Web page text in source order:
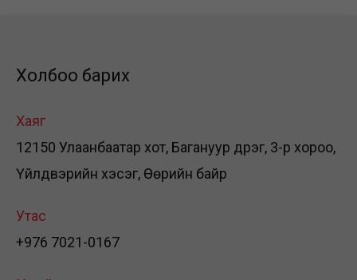
Холбоо барих
Хаяг
12150 Улаанбаатар хот, Багануур дүүрэг, 3-р хороо,
Үйлдвэрийн хэсэг, Өөрийн байр
Утас
+976 7021-0167